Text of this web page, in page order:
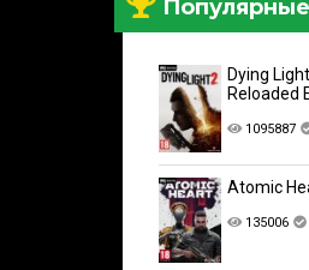
Dying
Reloaded
1095887
Atomic
135006